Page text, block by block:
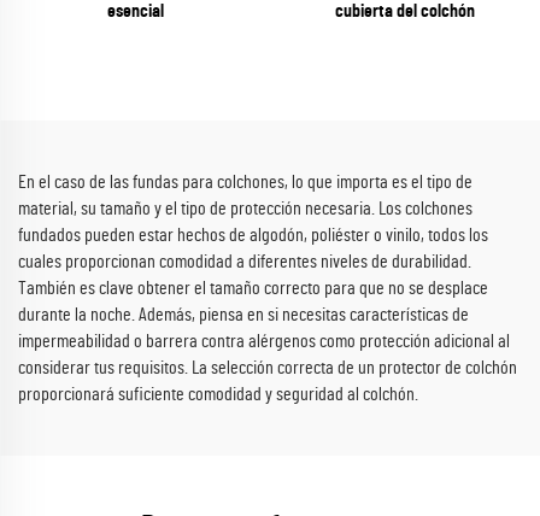
esencial
cubierta del colchón
En el caso de las fundas para colchones, lo que importa es el tipo de
material, su tamaño y el tipo de protección necesaria. Los colchones
fundados pueden estar hechos de algodón, poliéster o vinilo, todos los
cuales proporcionan comodidad a diferentes niveles de durabilidad.
También es clave obtener el tamaño correcto para que no se desplace
durante la noche. Además, piensa en si necesitas características de
impermeabilidad o barrera contra alérgenos como protección adicional al
considerar tus requisitos. La selección correcta de un protector de colchón
proporcionará suficiente comodidad y seguridad al colchón.